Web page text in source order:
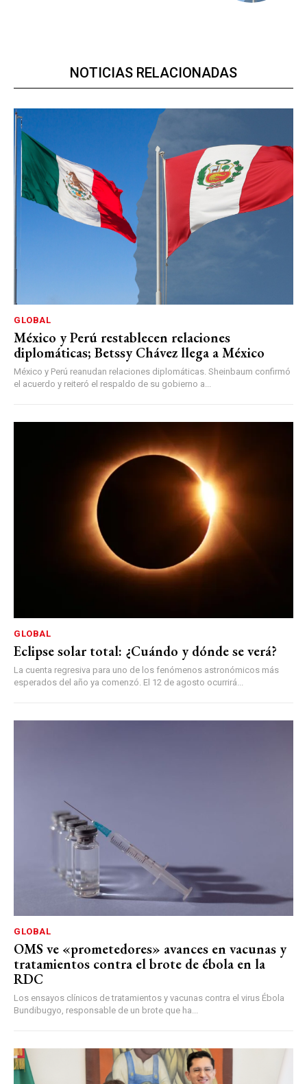
NOTICIAS RELACIONADAS
GLOBAL
México y Perú restablecen relaciones
diplomáticas; Betssy Chávez llega a México
México y Perú reanudan relaciones diplomáticas. Sheinbaum confirmó
el acuerdo y reiteró el respaldo de su gobierno a...
GLOBAL
Eclipse solar total: ¿Cuándo y dónde se verá?
La cuenta regresiva para uno de los fenómenos astronómicos más
esperados del año ya comenzó. El 12 de agosto ocurrirá...
GLOBAL
OMS ve «prometedores» avances en vacunas y
tratamientos contra el brote de ébola en la
RDC
Los ensayos clínicos de tratamientos y vacunas contra el virus Ébola
Bundibugyo, responsable de un brote que ha...